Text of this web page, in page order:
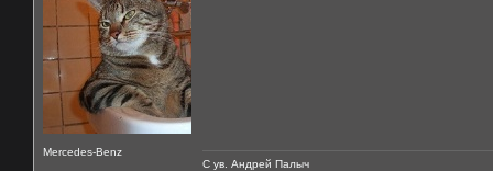
Mercedes-Benz
С ув. Андрей Палыч